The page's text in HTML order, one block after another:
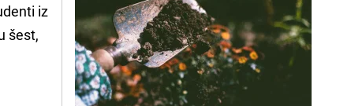
iz
šest,